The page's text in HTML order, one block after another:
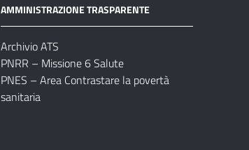
AMMINISTRAZIONE TRASPARENTE
Archivio ATS
PNRR – Missione 6 Salute
PNES – Area Contrastare la povertà
sanitaria